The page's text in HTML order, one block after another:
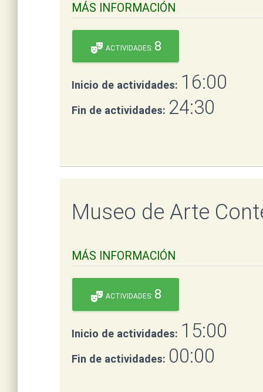
MÁS INFORMACIÓN
theater_comedy ACTIVIDADES: 8
Inicio de actividades: 16:00
Fin de actividades: 24:30
Museo de Arte
MÁS INFORMACIÓN
theater_comedy ACTIVIDADES: 8
Inicio de actividades: 15:00
Fin de actividades: 00:00